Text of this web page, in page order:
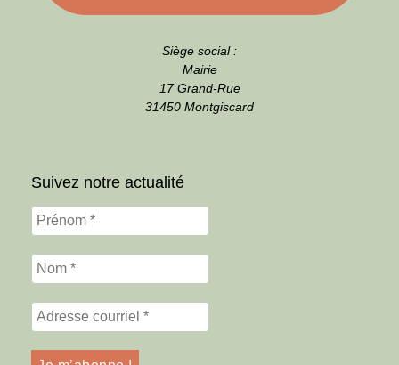
Siège social :
Mairie
17 Grand-Rue
31450 Montgiscard
Suivez notre actualité